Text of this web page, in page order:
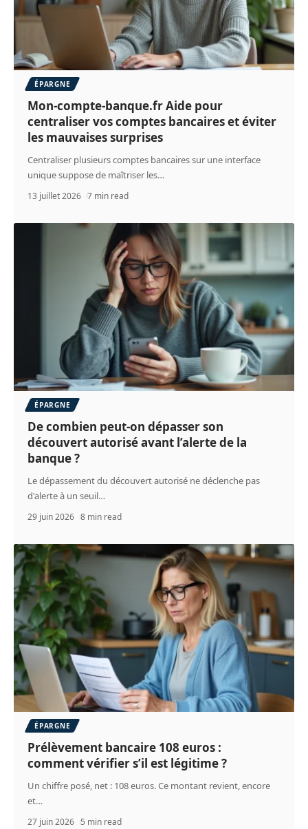
ÉPARGNE
Mon-compte-banque.fr Aide pour
centraliser vos comptes bancaires et éviter
les mauvaises surprises
Centraliser plusieurs comptes bancaires sur une interface
unique suppose de maîtriser les…
13 juillet 2026 7 min read
ÉPARGNE
De combien peut-on dépasser son
découvert autorisé avant l’alerte de la
banque ?
Le dépassement du découvert autorisé ne déclenche pas
d'alerte à un seuil…
29 juin 2026 8 min read
ÉPARGNE
Prélèvement bancaire 108 euros :
comment vérifier s’il est légitime ?
Un chiffre posé, net : 108 euros. Ce montant revient, encore
et…
27 juin 2026 5 min read